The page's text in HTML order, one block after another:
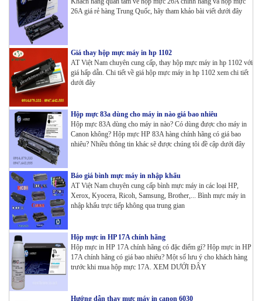
26A giá rẻ hàng Trung Quốc, hãy tham khảo bài viết dưới đây
Giá thay hộp mực máy in hp 1102
AT Việt Nam chuyên cung cấp, thay hộp mực máy in hp 1102 với
giá hấp dẫn. Chi tiết về giá hộp mực máy in hp 1102 xem chi tiết
dưới đây
Hộp mực 83a dùng cho máy in nào giá bao nhiêu
Hộp mực 83A dùng cho máy in nào? Có dùng được cho máy in
Canon không? Hộp mực HP 83A hàng chính hãng có giá bao
nhiêu? Nhiều thông tin khác sẽ được chúng tôi đề cập dưới đây
Báo giá bình mực máy in nhập khẩu
AT Việt Nam chuyên cung cấp bình mực máy in các loại HP,
Xerox, Kyocera, Ricoh, Samsung, Brother,... Bình mực máy in
nhập khẩu trực tiếp không qua trung gian
Hộp mực in HP 17A chính hãng
Hộp mực in HP 17A chính hãng có đặc điểm gì? Hộp mực in HP
17A chính hãng có giá bao nhiêu? Một số lưu ý cho khách hàng
trước khi mua hộp mực 17A. XEM DƯỚI ĐÂY
Hướng dẫn thay mực máy in canon 6030